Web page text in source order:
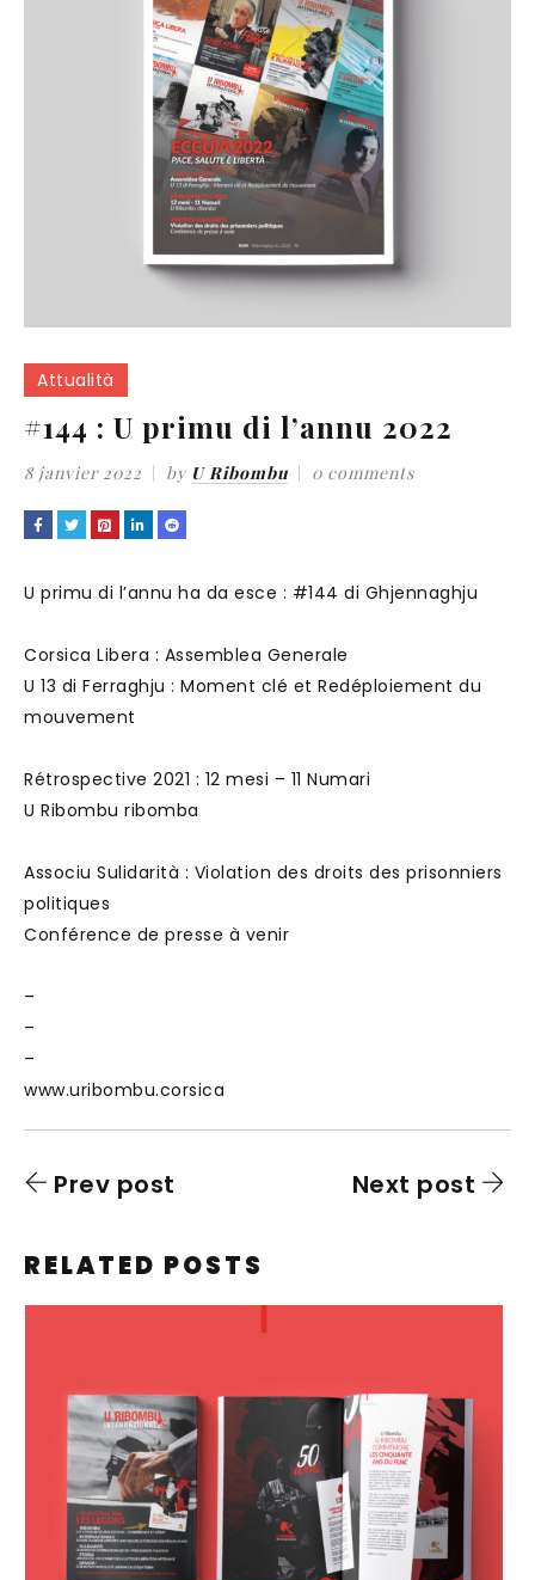
Attualità
#144 : U primu di l’annu 2022
8 janvier 2022 by U Ribombu 0 comments
U primu di l’annu ha da esce : #144 di Ghjennaghju
Corsica Libera : Assemblea Generale
U 13 di Ferraghju : Moment clé et Redéploiement du
mouvement
Rétrospective 2021 : 12 mesi – 11 Numari
U Ribombu ribomba
Associu Sulidarità : Violation des droits des prisonniers
politiques
Conférence de presse à venir
–
–
–
www.uribombu.corsica
Prev post Next post
RELATED POSTS